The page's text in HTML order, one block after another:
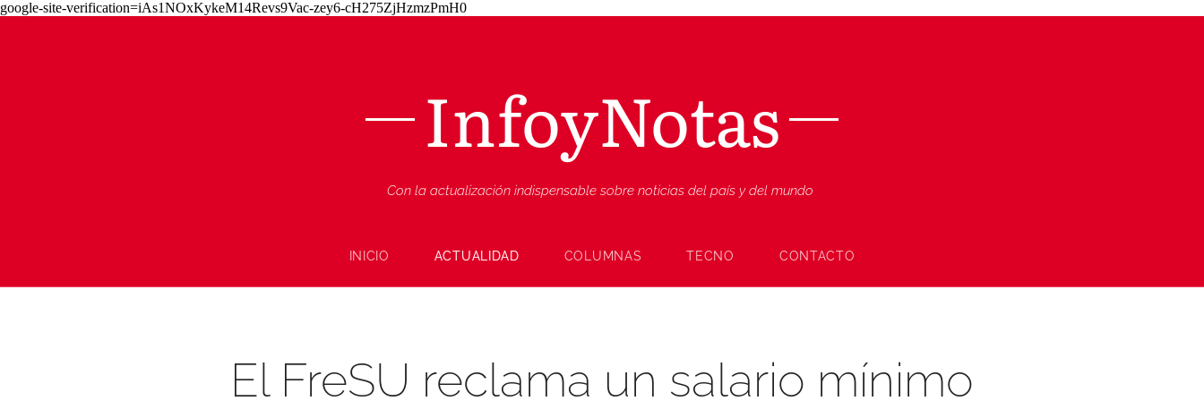
google-site-verification=iAs1NOxKykeM14Revs9Vac-zey6-cH275ZjHzmzPmH0
InfoyNotas
Con la actualización indispensable sobre noticias del país y del mundo
INICIO ACTUALIDAD COLUMNAS TECNO CONTACTO
El FreSU reclama un salario mínimo